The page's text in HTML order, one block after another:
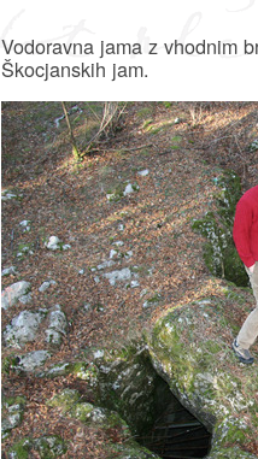
Vodoravna jama z vhodnim
Škocjanskih jam.